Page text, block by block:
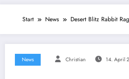
Start News Desert Blitz Rabbit
News Christian 14. April